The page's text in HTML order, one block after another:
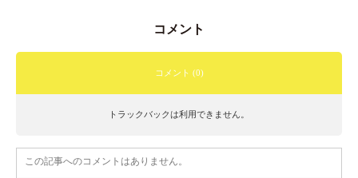
コメント
コメント (0)
トラックバックは利用できません。
この記事へのコメントはありません。